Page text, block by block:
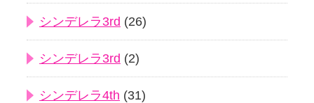
シンデレラ3rd (26)
シンデレラ3rd (2)
シンデレラ4th (31)